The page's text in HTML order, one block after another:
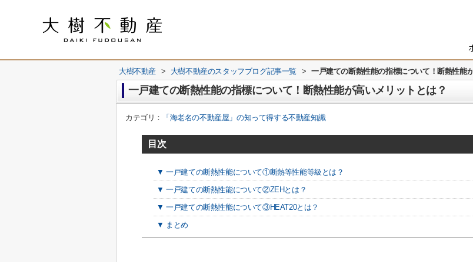
大樹不動産 > 大樹不動産のスタッフブログ記事一覧 > 一戸建ての断熱性能の指標について！断熱性能
一戸建ての断熱性能の指標について！断熱性能が高いメリットとは？
カテゴリ：
「海老名の不動産屋」の知って得する不動産知識
目次
▼ 一戸建ての断熱性能について①断熱等性能等級とは？
▼ 一戸建ての断熱性能について②ZEHとは？
▼ 一戸建ての断熱性能について③HEAT20とは？
▼ まとめ